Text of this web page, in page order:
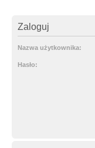
Zaloguj
Nazwa użytkownika:
Hasło: